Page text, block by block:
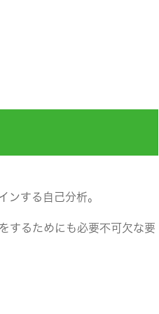
ンする自己分析。
するためにも必要不可欠な要